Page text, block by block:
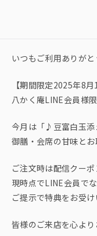
いつもご利用ありがと
【期間限定2025年8月
八かく庵LINE会員様
今月は「♪豆富白玉添
御膳・会席の甘味とお
ご注文時は配信クーポ
現時点でLINE会員で
ご提示で特典をお受け
皆様のご来店を心より